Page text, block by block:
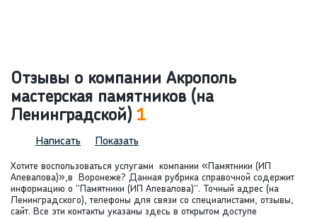
Отзывы о компании Акрополь
мастерская памятников (на
Ленинградской) 1
Написать Показать
Хотите воспользоваться услугами компании «Памятники (ИП
Апевалова)»,в Воронеже? Данная рубрика справочной содержит
информацию о "Памятники (ИП Апевалова)". Точный адрес (на
Ленинградского), телефоны для связи со специалистами, отзывы,
сайт. Все эти контакты указаны здесь в открытом доступе